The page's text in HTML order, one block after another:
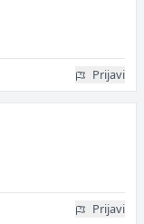
Prijavi
Prijavi